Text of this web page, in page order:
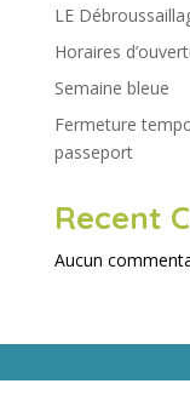
LE
Horaires
Semaine bleue
Fermeture
passeport
Recent
Aucun